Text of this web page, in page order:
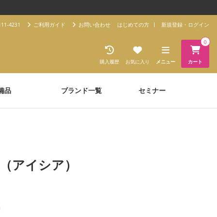
4231 ご利用ガイド お問い合わせ はじめての方 新規登録・ログイン
カート
0
メニュー
お気に入り
購入履歴
品 ブランド一覧 セミナー
アイシア）